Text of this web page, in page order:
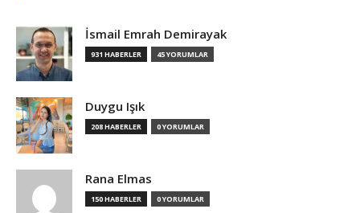
İsmail Emrah Demirayak
931 HABERLER 45 YORUMLAR
Duygu Işık
208 HABERLER 0 YORUMLAR
Rana Elmas
150 HABERLER 0 YORUMLAR